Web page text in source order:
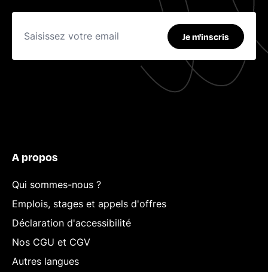
Je m'inscris
A propos
Qui sommes-nous ?
Emplois, stages et appels d'offres
Déclaration d'accessibilité
Nos CGU et CGV
Autres langues